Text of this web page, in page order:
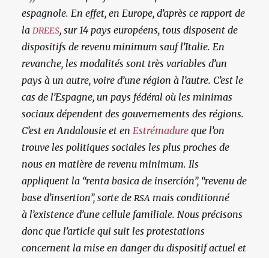
espagnole. En effet, en Europe, d’après ce rapport de
la DREES, sur 14 pays européens, tous disposent de
dispositifs de revenu minimum sauf l’Italie. En
revanche, les modalités sont très variables d’un
pays à un autre, voire d’une région à l’autre. C’est le
cas de l’Espagne, un pays fédéral où les minimas
sociaux dépendent des gouvernements des régions.
C’est en Andalousie et en Estrémadure que l’on
trouve les politiques sociales les plus proches de
nous en matière de revenu minimum. Ils
appliquent la “renta basica de inserción”, “revenu de
base d’insertion”, sorte de RSA mais conditionné
à l’existence d’une cellule familiale. Nous précisons
donc que l’article qui suit les protestations
concernent la mise en danger du dispositif actuel et